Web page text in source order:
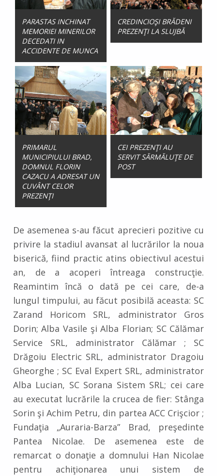
PARASTAS INCHINAT
MEMORIEI MINERILOR
DECEDATI IN
ACCIDENTE DE MUNCA
CREDINCIOŞI BRĂDENI
PREZENŢI LA SLUJBĂ
PRIMARUL
MUNICIPIULUI BRAD,
DOMNUL FLORIN
CAZACU A ADRESAT UN
CUVÂNT CELOR
PREZENŢI
CEI PREZENŢI AU
SERVIT SĂRMĂLUŢE DE
POST
De asemenea s-au făcut aprecieri pozitive cu
privire la stadiul avansat al lucrărilor la noua
biserică, fiind practic atins obiectivul acestui
an, de a acoperi întreaga construcţie.
Reamintim încă o dată pe cei care, de-a
lungul timpului, au făcut posibilă aceasta: SC
Zarand Horicom SRL, administrator Gros
Dorin; Alba Vasile şi Alba Florian; SC Călămar
Service SRL, administrator Călămar ; SC
Drăgoiu Electric SRL, administrator Dragoiu
Gheorghe ; SC Eval Expert SRL, administrator
Alba Lucian, SC Sorana Sistem SRL; cei care
au executat lucrările la crucea de fier: Stânga
Sorin şi Achim Petru, din partea ACC Crişcior ;
Fundaţia „Auraria-Barza” Brad, preşedinte
Pantea Nicolae. De asemenea este de
remarcat o donaţie a domnului Han Nicolae
pentru achiţionarea unui sistem de